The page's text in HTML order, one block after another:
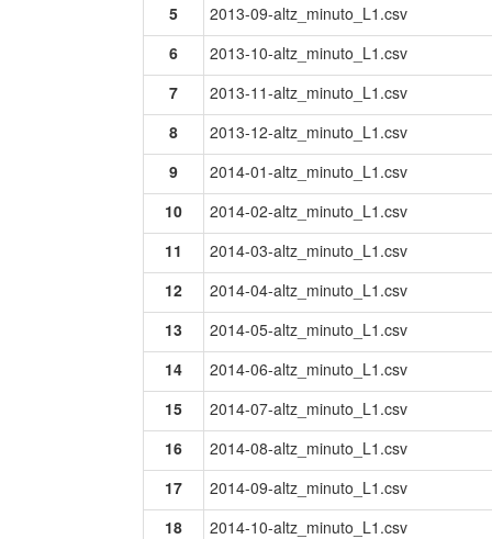
5
2013-09-altz_minuto_L1.csv
6
2013-10-altz_minuto_L1.csv
7
2013-11-altz_minuto_L1.csv
8
2013-12-altz_minuto_L1.csv
9
2014-01-altz_minuto_L1.csv
10
2014-02-altz_minuto_L1.csv
11
2014-03-altz_minuto_L1.csv
12
2014-04-altz_minuto_L1.csv
13
2014-05-altz_minuto_L1.csv
14
2014-06-altz_minuto_L1.csv
15
2014-07-altz_minuto_L1.csv
16
2014-08-altz_minuto_L1.csv
17
2014-09-altz_minuto_L1.csv
18
2014-10-altz_minuto_L1.csv